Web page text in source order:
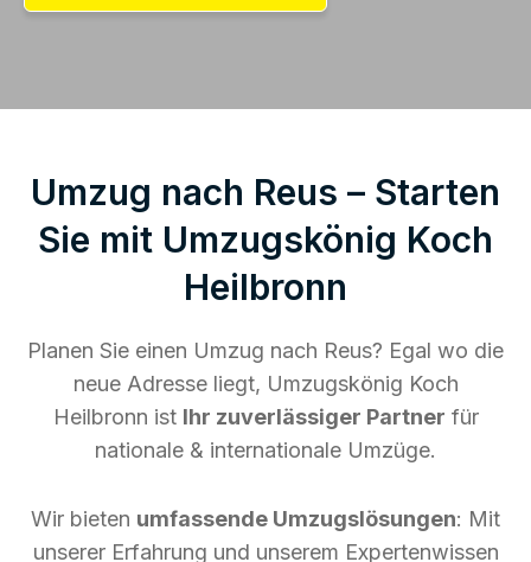
Umzug nach Reus – Starten
Sie mit Umzugskönig Koch
Heilbronn
Planen Sie einen Umzug nach Reus? Egal wo die
neue Adresse liegt, Umzugskönig Koch
Heilbronn ist Ihr zuverlässiger Partner für
nationale & internationale Umzüge.
Wir bieten umfassende Umzugslösungen: Mit
unserer Erfahrung und unserem Expertenwissen